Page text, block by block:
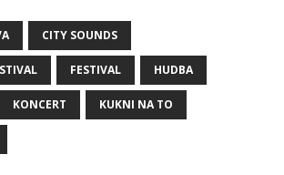
CITY SOUNDS
FESTIVAL HUDBA
KONCERT KUKNI NA TO